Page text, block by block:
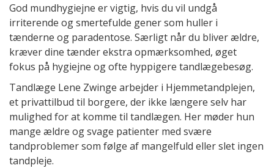
God mundhygiejne er vigtig, hvis du vil undgå
irriterende og smertefulde gener som huller i
tænderne og paradentose. Særligt når du bliver ældre,
kræver dine tænder ekstra opmærksomhed, øget
fokus på hygiejne og ofte hyppigere tandlægebesøg.
Tandlæge Lene Zwinge arbejder i Hjemmetandplejen,
et privattilbud til borgere, der ikke længere selv har
mulighed for at komme til tandlægen. Her møder hun
mange ældre og svage patienter med svære
tandproblemer som følge af mangelfuld eller slet ingen
tandpleje.